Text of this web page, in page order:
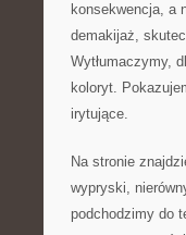
konsekwencja, a
demakijaż,
Wytłumaczymy,
koloryt.
irytujące.
Na stronie
wypryski,
podchodzimy do